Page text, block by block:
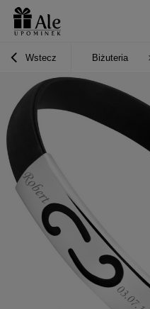
Wstecz Biżuteria